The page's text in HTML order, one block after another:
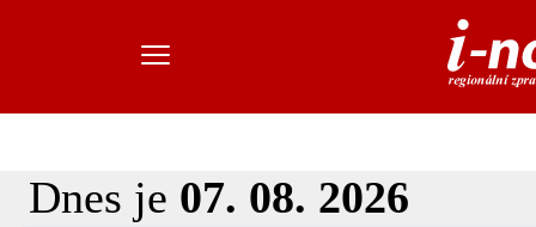
Dnes je 07. 08. 2026